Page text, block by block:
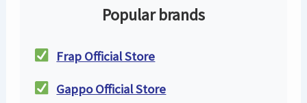
Popular brands
Frap Official Store
Gappo Official Store